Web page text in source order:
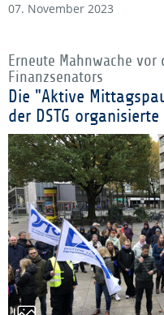
07. November 2023
Erneute Mahnwache vor
Finanzsenators
Die "Aktive
der DSTG